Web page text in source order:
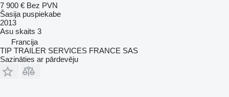
7 900 € Bez PVN
Šasija puspiekabe
2013
Asu skaits 3
Francija
TIP TRAILER SERVICES FRANCE SAS
Sazināties ar pārdevēju